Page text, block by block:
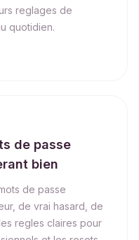
reglages de
quotidien.
de passe
bien
de passe
de vrai hasard, de
regles claires pour